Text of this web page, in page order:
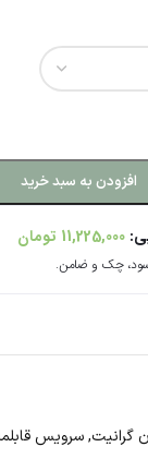
افزودن به سبد خرید
11,225,000 تومان
گرانیت,سرویس